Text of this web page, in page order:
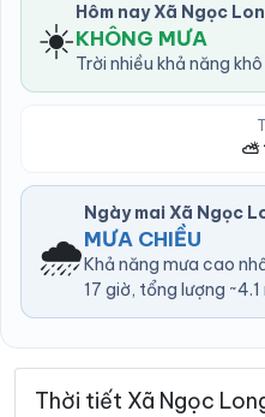
☀️ Hôm nay Xã Ngọc
KHÔNG MƯA
Trời nhiều khả năng
⛅
🌧️
Ngày mai Xã Ngọc
MƯA CHIỀU
Khả năng mưa cao
17 giờ, tổng lượng ~4.1
Thời tiết Xã Ngọc